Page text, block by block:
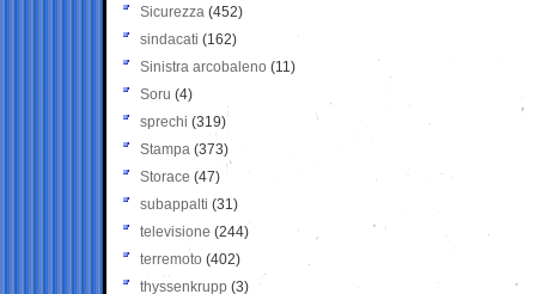
Sicurezza (452)
sindacati (162)
Sinistra arcobaleno (11)
Soru (4)
sprechi (319)
Stampa (373)
Storace (47)
subappalti (31)
televisione(244)
terremoto (402)
thyssenkrupp (3)